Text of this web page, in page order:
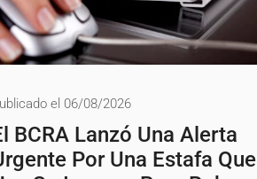
el 06/08/2026
BCRA Lanzó Una Alerta
Por Una Estafa Que